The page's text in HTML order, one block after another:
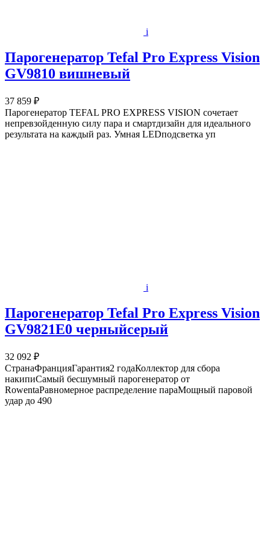
i
Парогенератор Tefal Pro Express Vision
GV9810 вишневый
37 859 ₽
Парогенератор TEFAL PRO EXPRESS VISION сочетает
непревзойденную силу пара и смартдизайн для идеального
результата на каждый раз. Умная LEDподсветка уп
i
Парогенератор Tefal Pro Express Vision
GV9821E0 черныйсерый
32 092 ₽
СтранаФранцияГарантия2 годаКоллектор для сбора
накипиСамый бесшумный парогенератор от
RowentaРавномерное распределение параМощный паровой
удар до 490